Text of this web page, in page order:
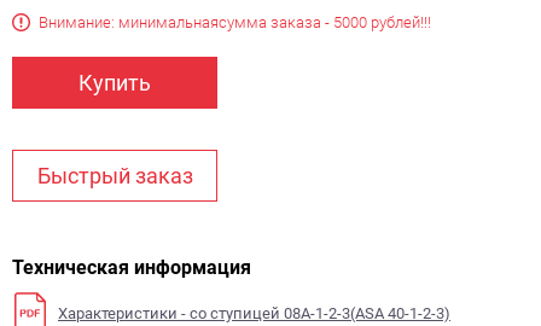
Внимание: минимальнаясумма заказа - 5000 рублей!!!
Купить
Быстрый заказ
Техническая информация
Характеристики - со ступицей 08A-1-2-3(ASA 40-1-2-3)